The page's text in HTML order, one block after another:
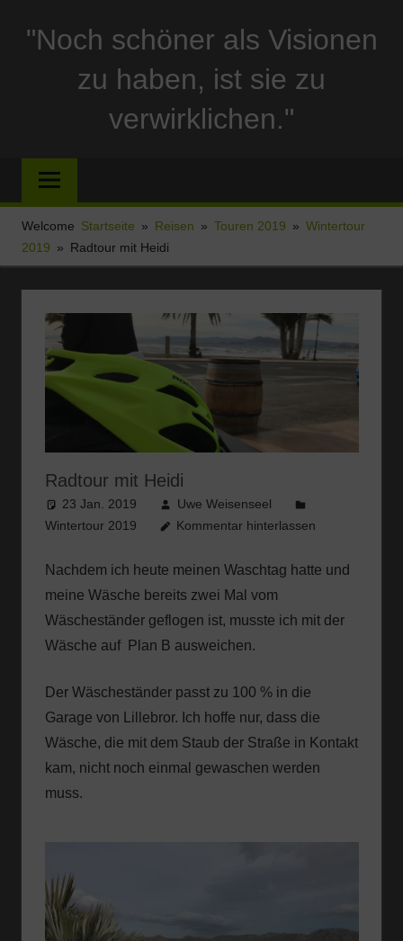
Inhalt"Noch schöner als Visionen
zu haben, ist sie zu
verwirklichen."
und
Stellplatzberichte
und
alles
Sonstige
rund
Ferien
Wohnmobil
Welcome Startseite Reisen Touren 2019
Wintertour
2019
Radtour mit Heidi
Radtour mit Heidi
23 Jan. 2019
Uwe Weisenseel
Wintertour 2019
Kommentar hinterlassen
Nachdem ich heute meinen Waschtag hatte und
meine Wäsche bereits zwei Mal vom
Wäscheständer geflogen ist, musste ich mit der
Wäsche auf Plan B ausweichen.
Der Wäscheständer passt zu 100 % in die
Garage von Lillebror. Ich hoffe nur, dass die
Wäsche, die mit dem Staub der Straße in Kontakt
kam, nicht noch einmal gewaschen werden
muss.